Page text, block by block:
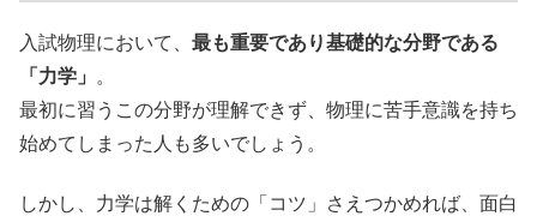
入試物理において、 最も重要であり基礎的な分野である
「力学」
。
最初に習うこの分野が理解できず、物理に苦手意識を持ち
始めてしまった人も多いでしょう。
しかし、力学は解くための「コツ」さえつかめれば、面白